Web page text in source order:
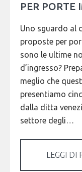
PER PORTE
Uno sguardo al
proposte per
sono le ultime
d’ingresso?
meglio che
presentiamo
dalla ditta
settore degli…
LEGGI DI